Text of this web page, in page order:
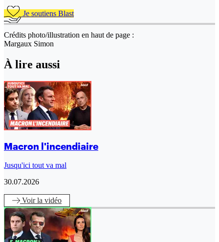
Je soutiens Blast
Crédits photo/illustration en haut de page :
Margaux Simon
À lire aussi
Macron l'incendiaire
Jusqu'ici tout va mal
30.07.2026
Voirla vidéo